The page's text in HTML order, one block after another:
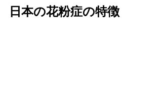
日本の花粉症の特徴